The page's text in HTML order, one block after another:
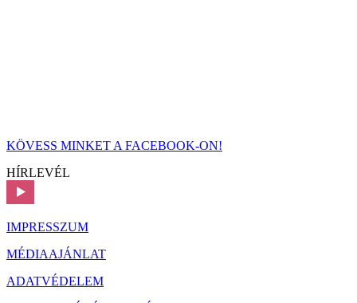
KÖVESS MINKET A FACEBOOK-ON!
HÍRLEVÉL
IMPRESSZUM
MÉDIAAJÁNLAT
ADATVÉDELEM